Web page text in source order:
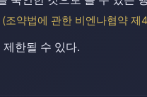
(조약법에 관한 비엔나협약 제
한될 수 있다.